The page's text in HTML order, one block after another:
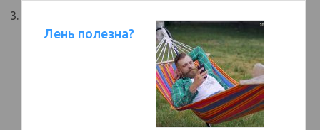
Лень полезна?